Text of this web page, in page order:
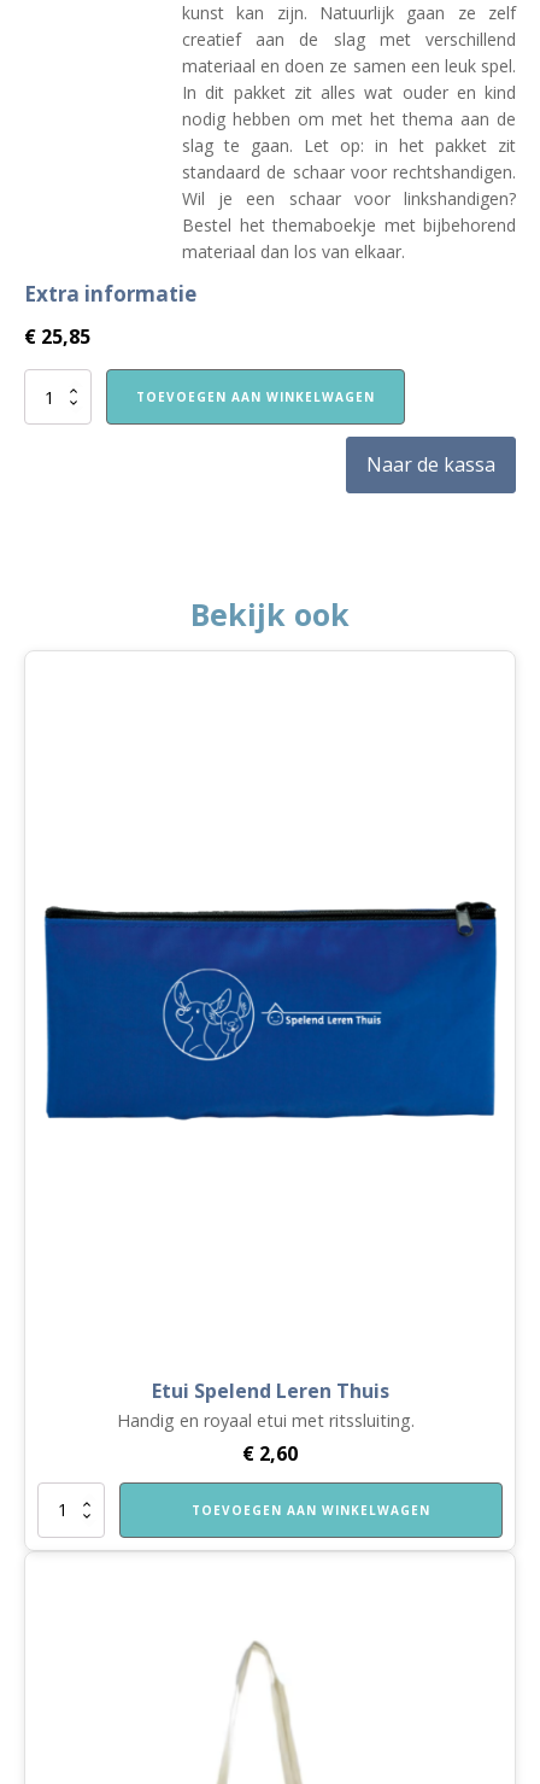
kunst kan zijn. Natuurlijk gaan ze zelf
creatief aan de slag met verschillend
materiaal en doen ze samen een leuk spel.
In dit pakket zit alles wat ouder en kind
nodig hebben om met het thema aan de
slag te gaan. Let op: in het pakket zit
standaard de schaar voor rechtshandigen.
Wil je een schaar voor linkshandigen?
Bestel het themaboekje met bijbehorend
materiaal dan los van elkaar.
Extra informatie
€ 25,85
Nieuw!
TOEVOEGEN AAN WINKELWAGEN
Naar de kassa
Bekijk ook
Etui Spelend Leren Thuis
Handig en royaal etui met ritssluiting.
€ 2,60
Etui
Leren
TOEVOEGEN AAN WINKELWAGEN